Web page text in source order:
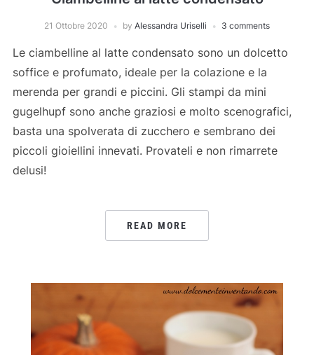
21 Ottobre 2020 by Alessandra Uriselli 3 comments
Le ciambelline al latte condensato sono un dolcetto
soffice e profumato, ideale per la colazione e la
merenda per grandi e piccini. Gli stampi da mini
gugelhupf sono anche graziosi e molto scenografici,
basta una spolverata di zucchero e sembrano dei
piccoli gioiellini innevati. Provateli e non rimarrete
delusi!
READ MORE